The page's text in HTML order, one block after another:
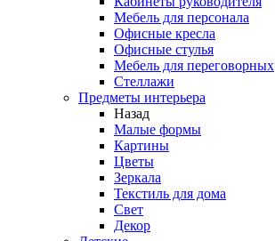
Мебель для персонала
Офисные кресла
Офисные стулья
Мебель для переговорных
Стеллажи
Предметы интерьера
Назад
Малые формы
Картины
Цветы
Зеркала
Текстиль для дома
Свет
Декор